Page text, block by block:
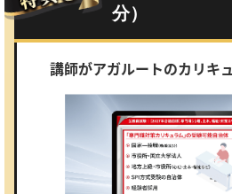
分）
講師がアガルートのカリキ